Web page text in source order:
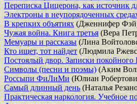
Переписка Цицерона, как источник
Электроны в неупорядоченных
В крепких объятиях(Дженнифер
Чужая война. Книга третья (Вера
Мемуары и рассказы(Лина
Кто ищет, тот найдет(Людмила
Постоялый двор. Записки
Символы (песни и поэмы) (Аким
Россыпи ФиЛиМи (Юлиан
Самый длинный день (Наталья
Практическая наркология. Учебное